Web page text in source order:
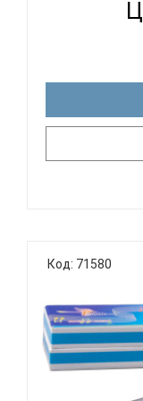
отверстий:
золото
Код: 71580